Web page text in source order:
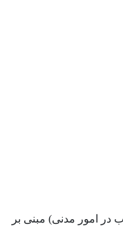
عمومی و انقلاب در امور مدنی) مبنی بر